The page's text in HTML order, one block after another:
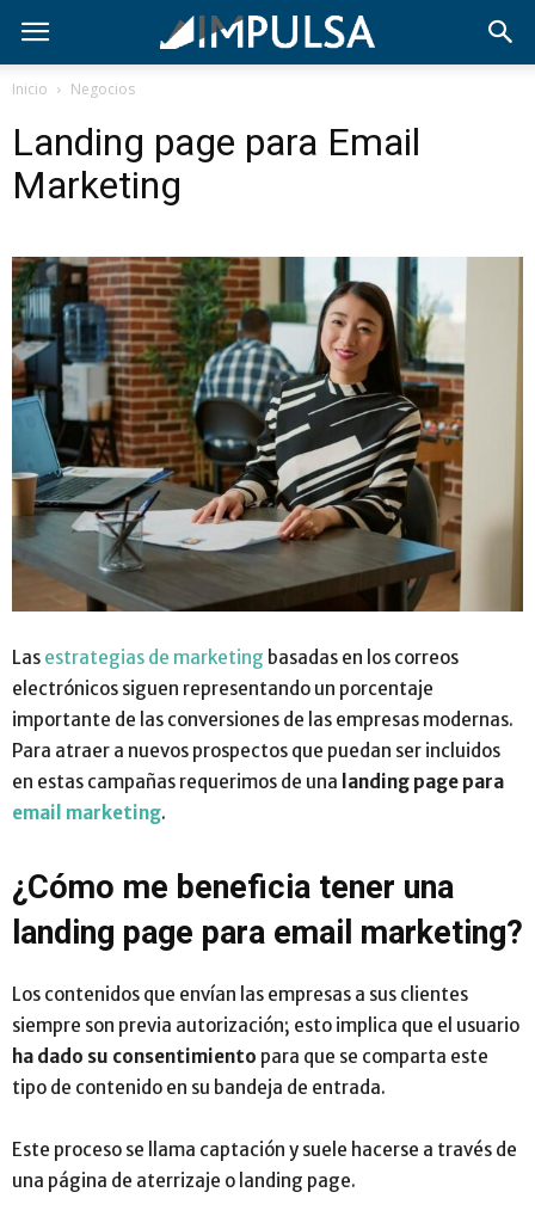
Inicio Negocios
Landing page para Email
Marketing
Las estrategias de marketing basadas en los correos
electrónicos siguen representando un porcentaje
importante de las conversiones de las empresas modernas.
Para atraer a nuevos prospectos que puedan ser incluidos
en estas campañas requerimos de una landing page para
email marketing.
¿Cómo me beneficia tener una
landing page para email marketing?
Los contenidos que envían las empresas a sus clientes
siempre son previa autorización; esto implica que el usuario
ha dado su consentimiento para que se comparta este
tipo de contenido en su bandeja de entrada.
Este proceso se llama captación y suele hacerse a través de
una página de aterrizaje o landing page.